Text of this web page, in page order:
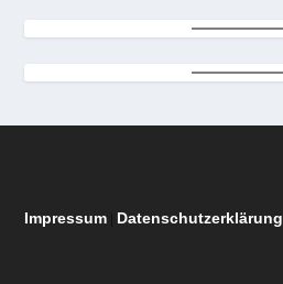
Impressum Datenschutzerklärung